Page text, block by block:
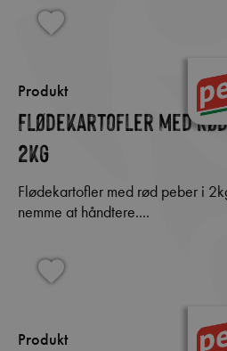
Produkt
Flødekartofler med
2kg
Flødekartofler med rød peber i 2kg pose.
nemme at håndtere....
Produkt